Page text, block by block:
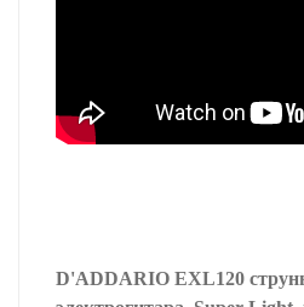
D'ADDARIO EXL120